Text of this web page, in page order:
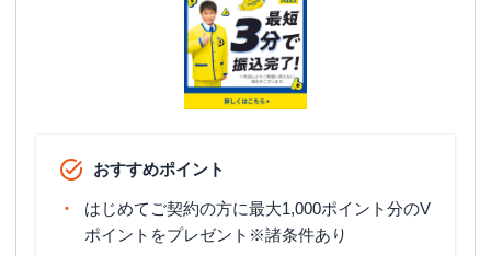
おすすめポイント
はじめてご契約の方に最大1,000ポイント分のV
ポイントをプレゼント※諸条件あり